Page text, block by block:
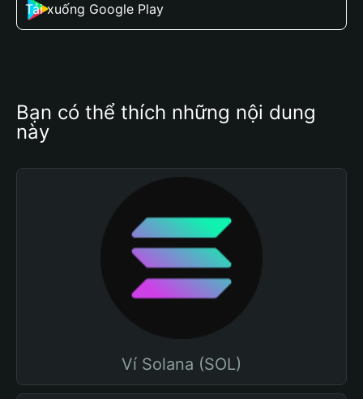
Tải xuống Google Play
Bạn có thể thích những nội dung
này
Ví Solana (SOL)